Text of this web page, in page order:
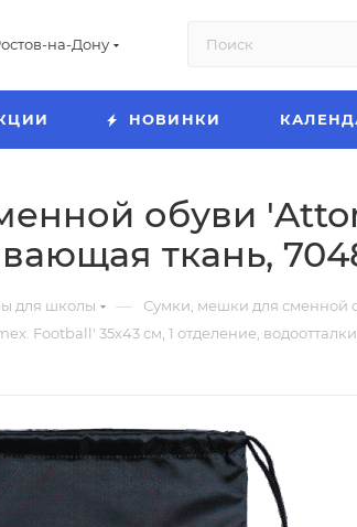
на-Дону
НОВИНКИ
обуви
ткань,
для школы — Сумки, мешки для сменной
Football' 35x43 см, 1 отделение,